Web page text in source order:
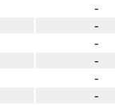
-
-
-
-
-
-